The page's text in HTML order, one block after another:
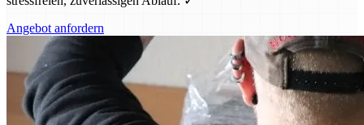
Angebot anfordern